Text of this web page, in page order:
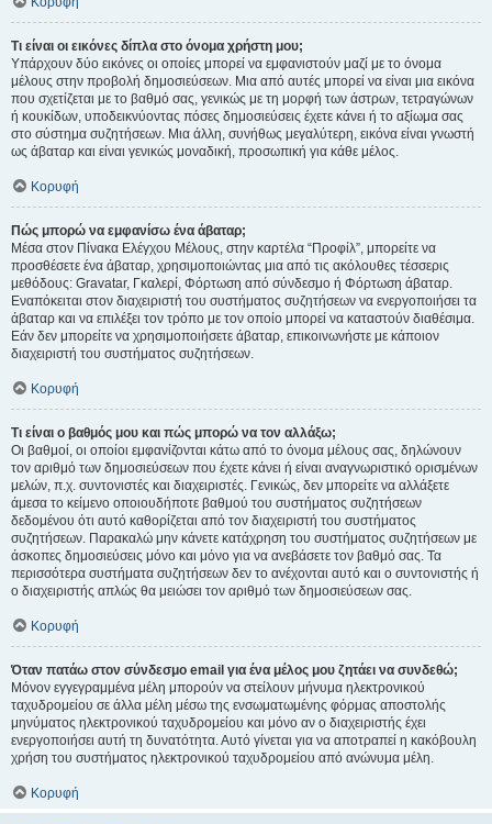
Τι είναι οι εικόνες δίπλα στο όνομα χρήστη μου;
Υπάρχουν δύο εικόνες οι οποίες μπορεί να εμφανιστούν μαζί με το όνομα
μέλους στην προβολή δημοσιεύσεων. Μια από αυτές μπορεί να είναι μια εικόνα
που σχετίζεται με το βαθμό σας, γενικώς με τη μορφή των άστρων, τετραγώνων
ή κουκίδων, υποδεικνύοντας πόσες δημοσιεύσεις έχετε κάνει ή το αξίωμα σας
στο σύστημα συζητήσεων. Μια άλλη, συνήθως μεγαλύτερη, εικόνα είναι γνωστή
ως άβαταρ και είναι γενικώς μοναδική, προσωπική για κάθε μέλος.
Κορυφή
Πώς μπορώ να εμφανίσω ένα άβαταρ;
Μέσα στον Πίνακα Ελέγχου Μέλους, στην καρτέλα “Προφίλ”, μπορείτε να
προσθέσετε ένα άβαταρ, χρησιμοποιώντας μια από τις ακόλουθες τέσσερις
μεθόδους: Gravatar, Γκαλερί, Φόρτωση από σύνδεσμο ή Φόρτωση άβαταρ.
Εναπόκειται στον διαχειριστή του συστήματος συζητήσεων να ενεργοποιήσει τα
άβαταρ και να επιλέξει τον τρόπο με τον οποίο μπορεί να καταστούν διαθέσιμα.
Εάν δεν μπορείτε να χρησιμοποιήσετε άβαταρ, επικοινωνήστε με κάποιον
διαχειριστή του συστήματος συζητήσεων.
Κορυφή
Τι είναι ο βαθμός μου και πώς μπορώ να τον αλλάξω;
Οι βαθμοί, οι οποίοι εμφανίζονται κάτω από το όνομα μέλους σας, δηλώνουν
τον αριθμό των δημοσιεύσεων που έχετε κάνει ή είναι αναγνωριστικό ορισμένων
μελών, π.χ. συντονιστές και διαχειριστές. Γενικώς, δεν μπορείτε να αλλάξετε
άμεσα το κείμενο οποιουδήποτε βαθμού του συστήματος συζητήσεων
δεδομένου ότι αυτό καθορίζεται από τον διαχειριστή του συστήματος
συζητήσεων. Παρακαλώ μην κάνετε κατάχρηση του συστήματος συζητήσεων με
άσκοπες δημοσιεύσεις μόνο και μόνο για να ανεβάσετε τον βαθμό σας. Τα
περισσότερα συστήματα συζητήσεων δεν το ανέχονται αυτό και ο συντονιστής ή
ο διαχειριστής απλώς θα μειώσει τον αριθμό των δημοσιεύσεων σας.
Κορυφή
Όταν πατάω στον σύνδεσμο email για ένα μέλος μου ζητάει να συνδεθώ;
Μόνον εγγεγραμμένα μέλη μπορούν να στείλουν μήνυμα ηλεκτρονικού
ταχυδρομείου σε άλλα μέλη μέσω της ενσωματωμένης φόρμας αποστολής
μηνύματος ηλεκτρονικού ταχυδρομείου και μόνο αν ο διαχειριστής έχει
ενεργοποιήσει αυτή τη δυνατότητα. Αυτό γίνεται για να αποτραπεί η κακόβουλη
χρήση του συστήματος ηλεκτρονικού ταχυδρομείου από ανώνυμα μέλη.
Κορυφή